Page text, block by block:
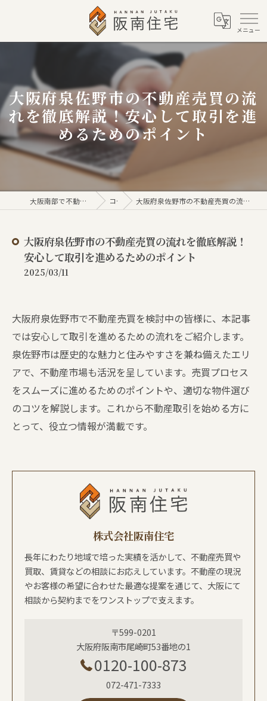
大阪府泉佐野市の不動産売買の流
れを徹底解説！安心して取引を進
めるためのポイント
大阪南部で不動産売買なら株式会社阪南住宅 コラム 大阪府泉佐野市の不動産売買の流れを徹底解説！安心して取引を進めるためのポイント
大阪府泉佐野市の不動産売買の流れを徹底解説！
安心して取引を進めるためのポイント
2025/03/11
大阪府泉佐野市で不動産売買を検討中の皆様に、本記事
では安心して取引を進めるための流れをご紹介します。
泉佐野市は歴史的な魅力と住みやすさを兼ね備えたエリ
アで、不動産市場も活況を呈しています。売買プロセス
をスムーズに進めるためのポイントや、適切な物件選び
のコツを解説します。これから不動産取引を始める方に
とって、役立つ情報が満載です。
株式会社阪南住宅
長年にわたり地域で培った実績を活かして、不動産売買や
買取、賃貸などの相談にお応えしています。不動産の現況
やお客様の希望に合わせた最適な提案を通じて、大阪にて
相談から契約までをワンストップで支えます。
〒599-0201
大阪府阪南市尾崎町53番地の1
0120-100-873
072-471-7333